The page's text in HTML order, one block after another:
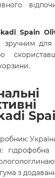
Spain
для
гідрофобна
гума з